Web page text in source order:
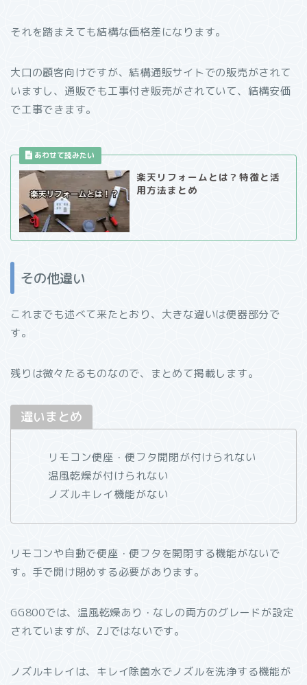
それを踏まえても結構な価格差になります。
大口の顧客向けですが、結構通販サイトでの販売がされて
いますし、通販でも工事付き販売がされていて、結構安価
で工事できます。
楽天リフォームとは？特徴と活
用方法まとめ
その他違い
これまでも述べて来たとおり、大きな違いは便器部分で
す。
残りは微々たるものなので、まとめて掲載します。
違いまとめ
リモコン便座・便フタ開閉が付けられない
温風乾燥が付けられない
ノズルキレイ機能がない
リモコンや自動で便座・便フタを開閉する機能がないで
す。手で開け閉めする必要があります。
GG800では、温風乾燥あり・なしの両方のグレードが設定
されていますが、ZJではないです。
ノズルキレイは、キレイ除菌水でノズルを洗浄する機能が